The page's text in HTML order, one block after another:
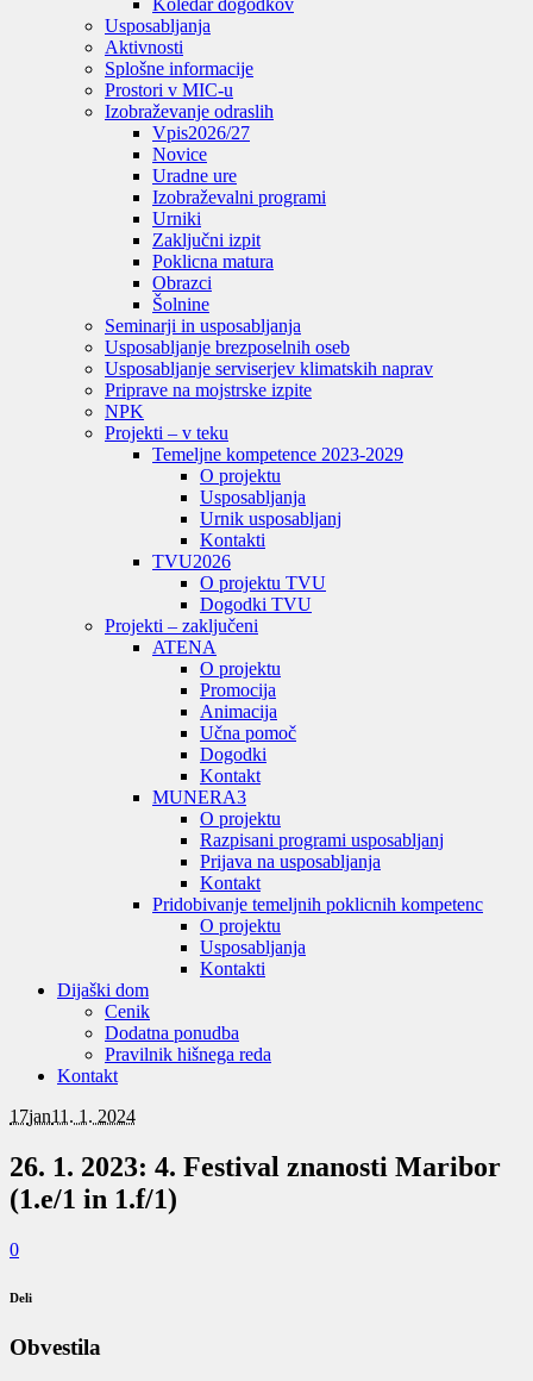
Koledar dogodkov
Usposabljanja
Aktivnosti
Splošne informacije
Prostori v MIC-u
Izobraževanje odraslih
Vpis2026/27
Novice
Uradne ure
Izobraževalni programi
Urniki
Zaključni izpit
Poklicna matura
Obrazci
Šolnine
Seminarji in usposabljanja
Usposabljanje brezposelnih oseb
Usposabljanje serviserjev klimatskih naprav
Priprave na mojstrske izpite
NPK
Projekti – v teku
Temeljne kompetence 2023-2029
O projektu
Usposabljanja
Urnik usposabljanj
Kontakti
TVU2026
O projektu TVU
Dogodki TVU
Projekti – zaključeni
ATENA
O projektu
Promocija
Animacija
Učna pomoč
Dogodki
Kontakt
MUNERA3
O projektu
Razpisani programi usposabljanj
Prijava na usposabljanja
Kontakt
Pridobivanje temeljnih poklicnih kompetenc
O projektu
Usposabljanja
Kontakti
Dijaški dom
Cenik
Dodatna ponudba
Pravilnik hišnega reda
Kontakt
17jan11. 1. 2024
26. 1. 2023: 4. Festival znanosti Maribor
(1.e/1 in 1.f/1)
0
Deli
Obvestila